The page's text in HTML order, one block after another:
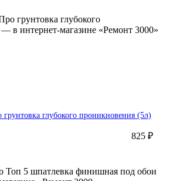
глубокого проникновения (5л)
825 ₽